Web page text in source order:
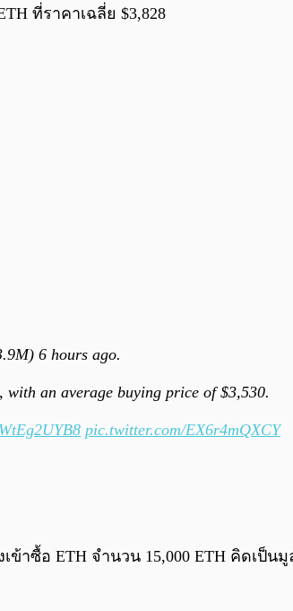
ที่ราคาเฉลี่ย $3,828
6 hours ago.
with an average buying price of $3,530.
pic.twitter.com/EX6r4mQXCY
ข้าซื้อ ETH จำนวน 15,000 ETH คิดเป็